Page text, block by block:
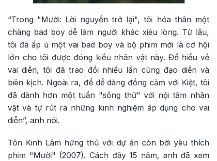
“Trong "Mười: Lời nguyền trở lại", tôi hóa thân một
chàng bad boy dễ làm người khác xiêu lòng. Từ lâu,
tôi đã ấp ủ một vai bad boy và bộ phim mới là cơ hội
lớn cho tôi được đóng kiểu nhân vật này. Để hiểu về
vai diễn, tôi đã trao đổi nhiều lần cùng đạo diễn và
biên kịch. Ngoài ra, để dễ dàng đồng cảm với Kiệt, tôi
đã dành hơn một tuần "sống thử" với nội tâm nhân
vật và tự rút ra những kinh nghiệm áp dụng cho vai
diễn”, anh nói.
Tôn Kinh Lâm hứng thú với dự án còn bởi yêu thích
phim "Mười" (2007). Cách đây 15 năm, anh đã xem